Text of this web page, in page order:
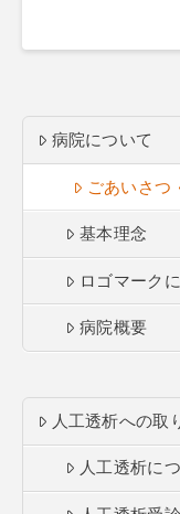
病院について
ごあいさつ
基本理念
ロゴマーク
病院概要
人工透析への取
人工透析に